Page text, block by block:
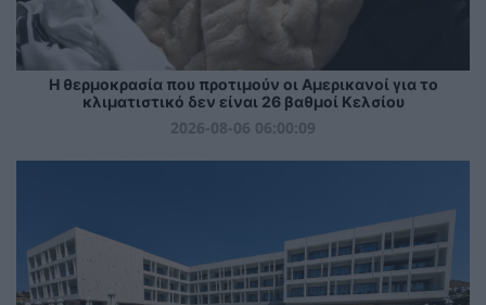
Η θερμοκρασία που προτιμούν οι Αμερικανοί για το
κλιματιστικό δεν είναι 26 βαθμοί Κελσίου
2026-08-06 06:00:09